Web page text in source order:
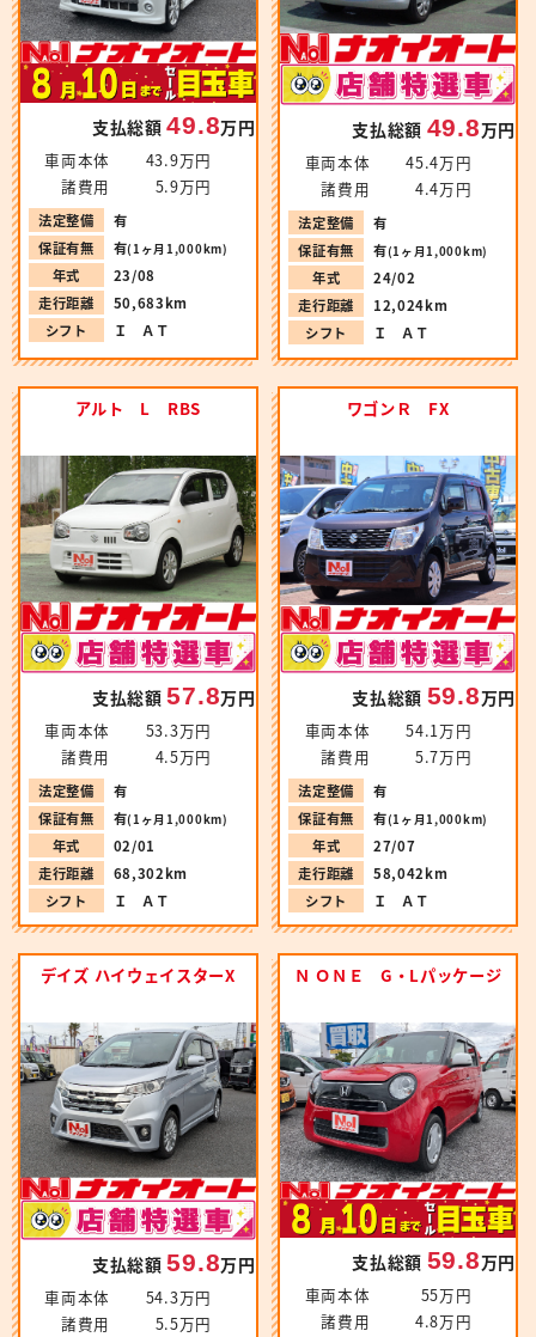
支払総額49.8万円
車両本体
43.9万円
諸費用
5.9万円
法定整備
有
保証有無
有(1ヶ月1,000km)
年式
23/08
走行距離
50,683km
シフト
Ｉ ＡＴ
支払総額 49.8万円
車両本体
45.4万円
諸費用
4.4万円
法定整備
有
保証有無
有(1ヶ月1,000km)
年式
24/02
走行距離
12,024km
シフト
Ｉ ＡＴ
アルト L RBS
支払総額57.8万円
車両本体
53.3万円
諸費用
4.5万円
法定整備
有
保証有無
有(1ヶ月1,000km)
年式
02/01
走行距離
68,302km
シフト
Ｉ ＡＴ
ワゴンＲ FX
支払総額 59.8万円
車両本体
54.1万円
諸費用
5.7万円
法定整備
有
保証有無
有(1ヶ月1,000km)
年式
27/07
走行距離
58,042km
シフト
Ｉ ＡＴ
デイズ ハイウェイスターX
支払総額59.8万円
車両本体
54.3万円
諸費用
5.5万円
Ｎ ＯＮＥ G・Lパッケージ
支払総額 59.8万円
車両本体
55万円
諸費用
4.8万円